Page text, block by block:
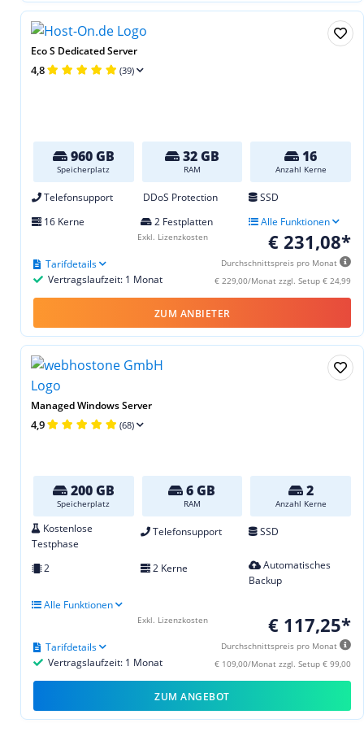
Eco S Dedicated Server
4,8 (39)
960 GB
Speicherplatz
32 GB
RAM
16
Anzahl Kerne
Telefonsupport DDoS Protection
SSD
16 Kerne
2 Festplatten Alle Funktionen
€ 231,08*
Durchschnittspreis pro Monat
€ 229,00/Monat zzgl. Setup € 24,99
Vertragslaufzeit: 1 Monat
Tarifdetails
Exkl. Lizenzkosten
ZUM ANBIETER
Managed Windows Server
4,9 (68)
200 GB
Speicherplatz
6 GB
RAM
2
Anzahl Kerne
Kostenlose
Testphase
Telefonsupport SSD
2 2 Kerne
Automatisches
Backup
Alle Funktionen
€ 117,25*
Durchschnittspreis pro Monat
€ 109,00/Monat zzgl. Setup € 99,00
Vertragslaufzeit: 1 Monat
Tarifdetails
Exkl. Lizenzkosten
ZUM ANGEBOT